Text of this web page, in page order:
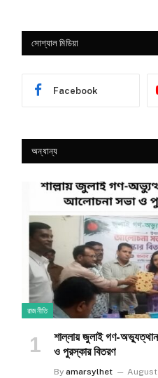
সোশ্যাল মিডিয়া
Facebook
অন্যান্য
রাজনীতি
শাল্লায় জুলাই গণ-
ও পুরস্কার বিতরণ
By amarsylhet